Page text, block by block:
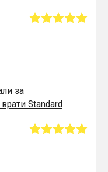
за
Standard